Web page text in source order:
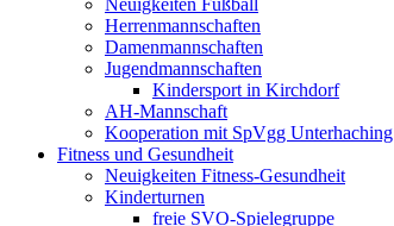
Neuigkeiten Fußball
Herrenmannschaften
Damenmannschaften
Jugendmannschaften
Kindersport in Kirchdorf
AH-Mannschaft
Kooperation mit SpVgg Unterhaching
Fitness und Gesundheit
Neuigkeiten Fitness-Gesundheit
Kinderturnen
freie SVO-Spielegruppe